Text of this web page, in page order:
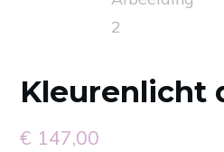
Kleurenlicht
€ 147,00